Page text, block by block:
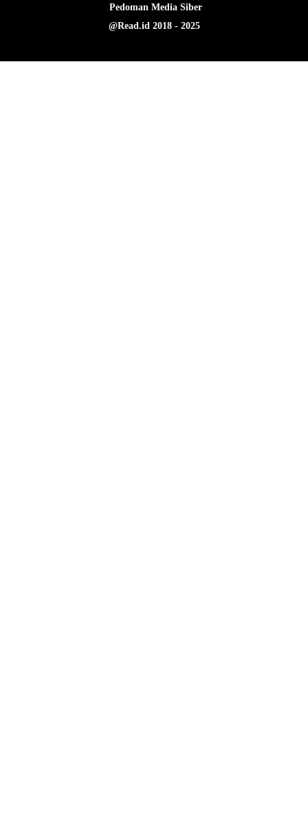
Pedoman Media Siber
@Read.id 2018 - 2025